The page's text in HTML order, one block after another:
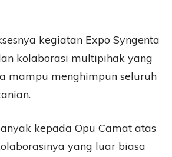
kegiatan Expo Syngenta
kolaborasi multipihak yang
mampu menghimpun seluruh
kepada Opu Camat atas
yang luar biasa